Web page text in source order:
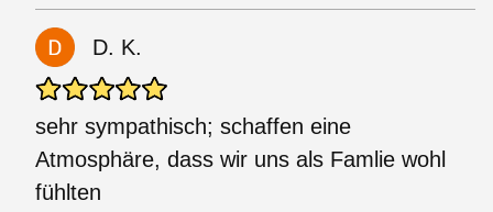
D. K.
sehr sympathisch; schaffen eine
Atmosphäre, dass wir uns als Famlie wohl
fühlten